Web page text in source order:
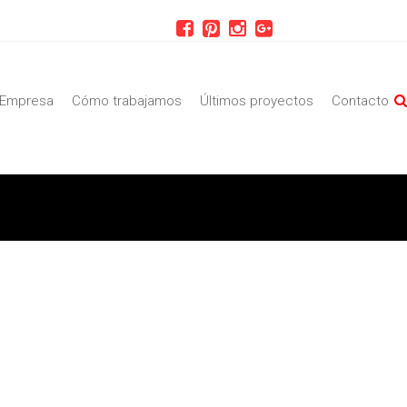
Empresa Cómo trabajamos Últimos proyectos Contacto